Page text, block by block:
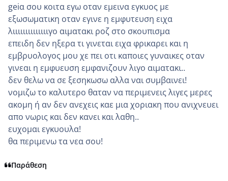
geiα σου κοιτα εγω οταν εμεινα εγκυος με
εξωσωματικη οταν εγινε η εμφυτευση ειχα
λιιιιιιιιιιιιιιγο αιματακι ροζ στο σκουπισμα
επειδη δεν ηξερα τι γινεται ειχα φρικαρει και η
εμβρυολογος μου χε πει οτι καποιες γυναικες οταν
γινεαι η εμφυευση εμφανιζουν λιγο αιματακι..
δεν θελω να σε ξεσηκωσω αλλα ναι συμβαινει!
νομιζω το καλυτερο θαταν να περιμενεις λιγες μερες
ακομη ή αν δεν ανεχεις καε μια χοριακη που ανιχνευει
απο νωρις και δεν κανει και λαθη..
ευχομαι εγκυουλα!
θα περιμενω τα νεα σου!
Παράθεση